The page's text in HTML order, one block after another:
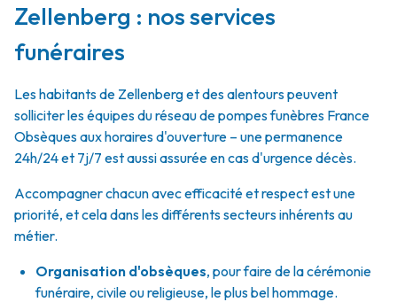
Zellenberg : nos services
funéraires
Les habitants de Zellenberg et des alentours peuvent
solliciter les équipes du réseau de pompes funèbres France
Obsèques aux horaires d'ouverture – une permanence
24h/24 et 7j/7 est aussi assurée en cas d'urgence décès.
Accompagner chacun avec efficacité et respect est une
priorité, et cela dans les différents secteurs inhérents au
métier.
Organisation d'obsèques, pour faire de la cérémonie
funéraire, civile ou religieuse, le plus bel hommage.